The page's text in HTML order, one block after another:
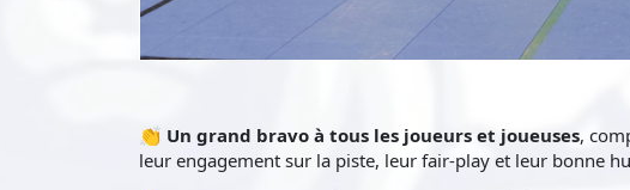
👏 Un grand bravo à tous les joueurs et joueuses,
leur engagement sur la piste, leur fair-play et leur bonne